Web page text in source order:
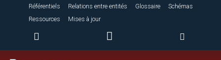
Référentiels Relations entre entités Glossaire
Schémas
Ressources
Mises à jour